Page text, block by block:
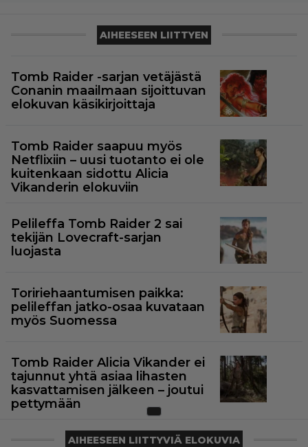
AIHEESEEN LIITTYEN
Tomb Raider -sarjan vetäjästä
Conanin maailmaan sijoittuvan
elokuvan käsikirjoittaja
Tomb Raider saapuu myös
Netflixiin – uusi tuotanto ei ole
kuitenkaan sidottu Alicia
Vikanderin elokuviin
Pelileffa Tomb Raider 2 sai
tekijän Lovecraft-sarjan
luojasta
Toririehaantumisen paikka:
pelileffan jatko-osaa kuvataan
myös Suomessa
Tomb Raider Alicia Vikander ei
tajunnut yhtä asiaa lihasten
kasvattamisen jälkeen – joutui
pettymään
AIHEESEEN LIITTYVIÄ ELOKUVIA